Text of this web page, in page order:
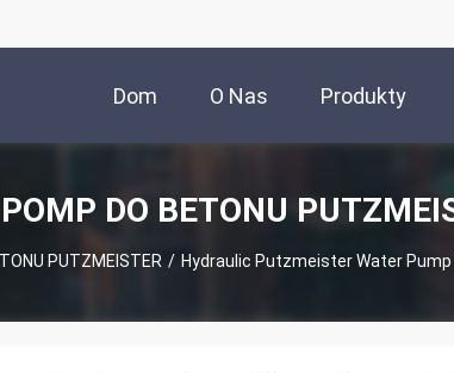
Dom O Nas Produkty
POMP DO BETONU
PUTZMEISTER / Hydraulic Putzmeister Water